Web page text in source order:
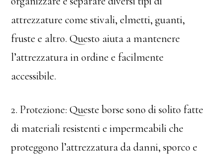
attrezzature come stivali, elmetti, guanti,
fruste e altro. Questo aiuta a mantenere
l’attrezzatura in ordine e facilmente
accessibile.
2. Protezione: Queste borse sono di solito fatte
di materiali resistenti e impermeabili che
proteggono l’attrezzatura da danni, sporco e